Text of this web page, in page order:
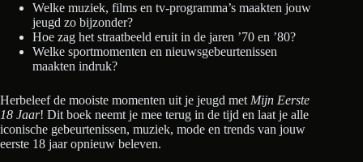
Welke muziek, films en tv-programma’s maakten jouw
jeugd zo bijzonder?
Hoe zag het straatbeeld eruit in de jaren ’70 en ’80?
Welke sportmomenten en nieuwsgebeurtenissen
maakten indruk?
Herbeleef de mooiste momenten uit je jeugd metMijn Eerste
18 Jaar! Dit boek neemt je mee terug in de tijd en laat je alle
iconische gebeurtenissen, muziek, mode en trends van jouw
eerste 18 jaar opnieuw beleven.